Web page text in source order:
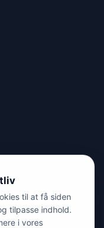
til at få siden
tilpasse indhold.
i vores